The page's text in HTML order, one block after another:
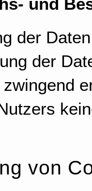
der
der
von